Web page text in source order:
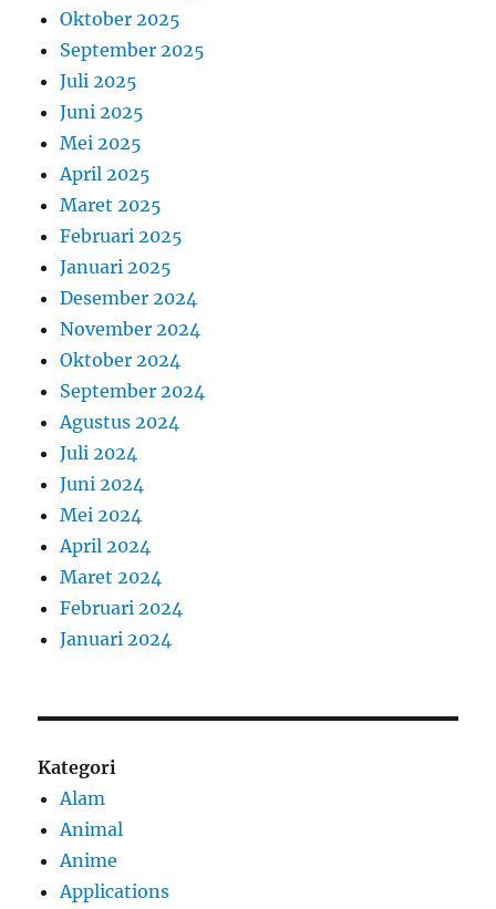
Oktober 2025
September 2025
Juli 2025
Juni 2025
Mei 2025
April 2025
Maret 2025
Februari 2025
Januari 2025
Desember 2024
November 2024
Oktober 2024
September 2024
Agustus 2024
Juli 2024
Juni 2024
Mei 2024
April 2024
Maret 2024
Februari 2024
Januari 2024
Kategori
Alam
Animal
Anime
Applications